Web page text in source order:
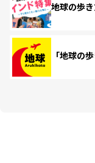
地球の歩
「地球の